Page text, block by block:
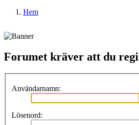
Hem
Forumet kräver att du
Användarnamn:
Lösenord: